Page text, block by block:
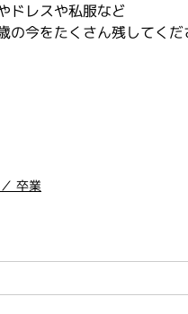
ドレスや私服など
の今をたくさん残してくだ
卒業